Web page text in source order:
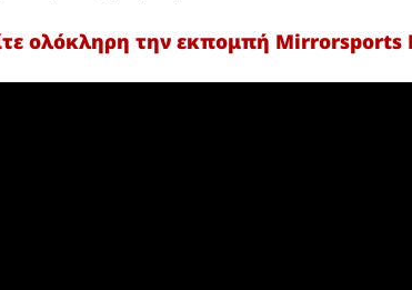
ολόκληρη την εκπομπή Mirrorsports